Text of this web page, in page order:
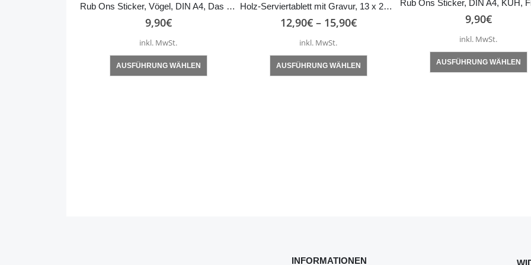
Rub Ons Sticker, Vögel, DIN A4, Das Leben wär nur halb so nett… Vogel, schnurzpiepegal, randlose Rubon Sticker
9,90€
inkl. MwSt.
AUSFÜHRUNG WÄHLEN
Dieses Produkt weist mehrere Varianten auf. Die Optionen können auf der Produktseite gewählt werden
Holz-Serviertablett mit Gravur, 13 x 25 cm, Buche Massiv, Handgefertigt, Spruch Perfekt ist das Leben nie, Geschenkidee
12,90€– 15,90€
inkl. MwSt.
AUSFÜHRUNG WÄHLEN
Dieses Produkt weist mehrere Varianten auf. Die Optionen können auf der Produktseite gewählt werden
9,90€
inkl. MwSt.
AUSFÜHRUNG WÄHLEN
Dieses
INFORMATIONEN